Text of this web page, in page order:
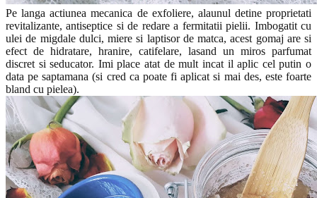
Pe langa actiunea mecanica de exfoliere, alaunul detine proprietati
revitalizante, antiseptice si de redare a fermitatii pielii. Imbogatit cu
ulei de migdale dulci, miere si laptisor de matca, acest gomaj are si
efect de hidratare, hranire, catifelare, lasand un miros parfumat
discret si seducator. Imi place atat de mult incat il aplic cel putin o
data pe saptamana (si cred ca poate fi aplicat si mai des, este foarte
bland cu pielea).